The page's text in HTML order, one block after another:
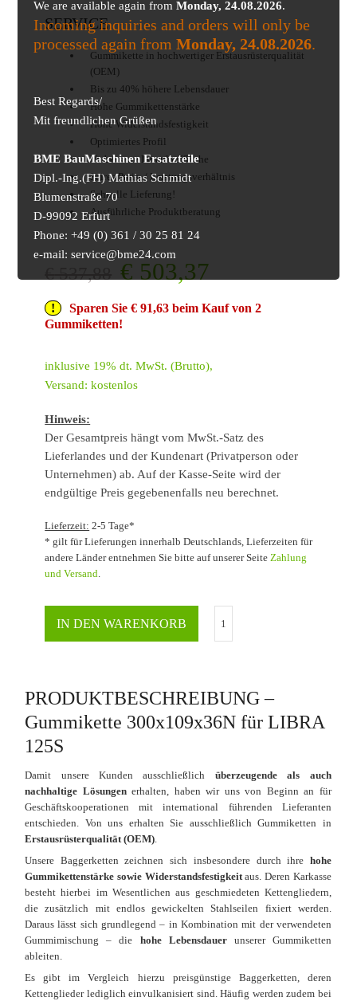
We are available again fromMonday, 24.08.2026.
Incoming inquiries and orders will only be
processed again fromMonday, 24.08.2026.
Best Regards/
Mit freundlichen Grüßen
BME BauMaschinen Ersatzteile
Dipl.-Ing.(FH) Mathias Schmidt
Blumenstraße 70
D-99092 Erfurt
Phone: +49 (0) 361 / 30 25 81 24
e-mail: service@bme24.com
SERVICE
Gummikette in hochwertiger Erstausrüsterqualität
(OEM)
Bis zu 40% höhere Lebensdauer
Hohe Gummikettenstärke
Hohe Widerstandsfestigkeit
Optimiertes Profil
Verbesserte Innenlauffläche
Faires Preis- / Leistungsverhältnis
Schnelle Lieferung!
Ausführliche Produktberatung
€ 503,37
Sparen Sie € 91,63 beim Kauf von 2
Gummiketten!
inklusive 19% dt. MwSt. (Brutto),
Versand: kostenlos
Hinweis:
Der Gesamtpreis hängt vom MwSt.-Satz des
Lieferlandes und der Kundenart (Privatperson oder
Unternehmen) ab. Auf der Kasse-Seite wird der
endgültige Preis gegebenenfalls neu berechnet.
Lieferzeit: 2-5 Tage*
* gilt für Lieferungen innerhalb Deutschlands, Lieferzeiten für
andere Länder entnehmen Sie bitte auf unserer SeiteZahlung
und Versand.
IN DEN WARENKORB
PRODUKTBESCHREIBUNG –
Gummikette 300x109x36N für LIBRA
125S
Damit unsere Kunden ausschließlich überzeugende als auch
nachhaltige Lösungenerhalten, haben wir uns von Beginn an für
Geschäftskooperationen mit international führenden Lieferanten
entschieden. Von uns erhalten Sie ausschließlich Gummiketten in
Erstausrüsterqualität (OEM).
Unsere Baggerketten zeichnen sich insbesondere durch ihre hohe
Gummikettenstärke sowie Widerstandsfestigkeitaus. Deren Karkasse
besteht hierbei im Wesentlichen aus geschmiedeten Kettengliedern,
die zusätzlich mit endlos gewickelten Stahlseilen fixiert werden.
Daraus lässt sich grundlegend – in Kombination mit der verwendeten
Gummimischung – die hohe Lebensdauerunserer Gummiketten
ableiten.
Es gibt im Vergleich hierzu preisgünstige Baggerketten, deren
Kettenglieder lediglich einvulkanisiert sind. Häufig werden zudem bei